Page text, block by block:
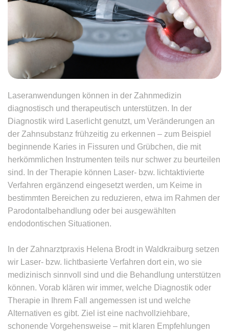
Laseranwendungen können in der Zahnmedizin
diagnostisch und therapeutisch unterstützen. In der
Diagnostik wird Laserlicht genutzt, um Veränderungen an
der Zahnsubstanz frühzeitig zu erkennen – zum Beispiel
beginnende Karies in Fissuren und Grübchen, die mit
herkömmlichen Instrumenten teils nur schwer zu beurteilen
sind. In der Therapie können Laser- bzw. lichtaktivierte
Verfahren ergänzend eingesetzt werden, um Keime in
bestimmten Bereichen zu reduzieren, etwa im Rahmen der
Parodontalbehandlung oder bei ausgewählten
endodontischen Situationen.
In der Zahnarztpraxis Helena Brodt in Waldkraiburg setzen
wir Laser- bzw. lichtbasierte Verfahren dort ein, wo sie
medizinisch sinnvoll sind und die Behandlung unterstützen
können. Vorab klären wir immer, welche Diagnostik oder
Therapie in Ihrem Fall angemessen ist und welche
Alternativen es gibt. Ziel ist eine nachvollziehbare,
schonende Vorgehensweise – mit klaren Empfehlungen